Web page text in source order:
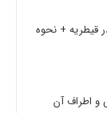
+ نحوه
اطراف آن